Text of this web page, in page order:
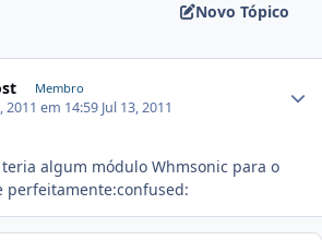
Novo Tópico
Membro
2011 em 14:59 Jul 13, 2011
algum módulo Whmsonic para o
perfeitamente:confused: